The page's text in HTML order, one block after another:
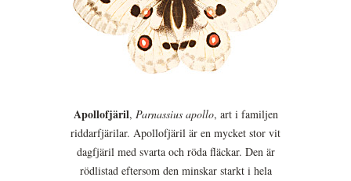
Apollofjäril, Parnassius apollo, art i familjen
riddarfjärilar. Apollofjäril är en mycket stor vit
dagfjäril med svarta och röda fläckar. Den är
rödlistad eftersom den minskar starkt i hela